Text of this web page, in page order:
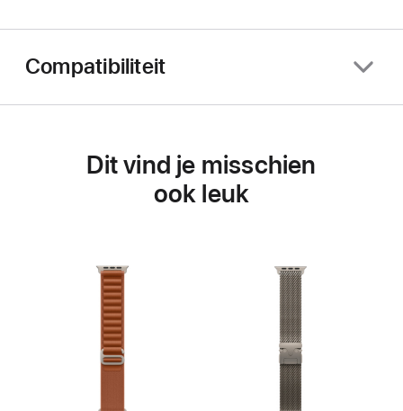
Compatibiliteit
Dit vind je misschien
ook leuk